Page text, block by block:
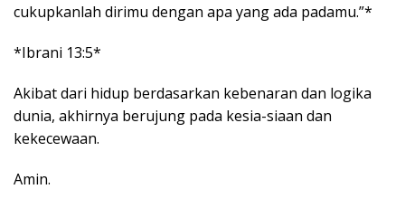
cukupkanlah dirimu dengan apa yang ada padamu.”*
*Ibrani 13:5*
Akibat dari hidup berdasarkan kebenaran dan logika
dunia, akhirnya berujung pada kesia-siaan dan
kekecewaan.
Amin.